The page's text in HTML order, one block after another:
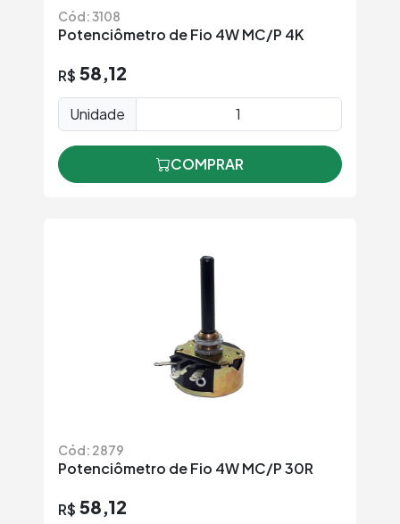
Cód: 3108
Potenciômetro de Fio 4W MC/P 4K
R$ 58,12
Unidade
COMPRAR
Cód: 2879
Potenciômetro de Fio 4W MC/P 30R
R$ 58,12